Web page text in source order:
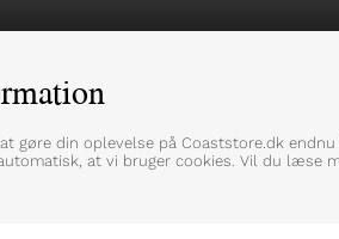
gøre din oplevelse på Coaststore.dk
at vi bruger cookies. Vil du læse